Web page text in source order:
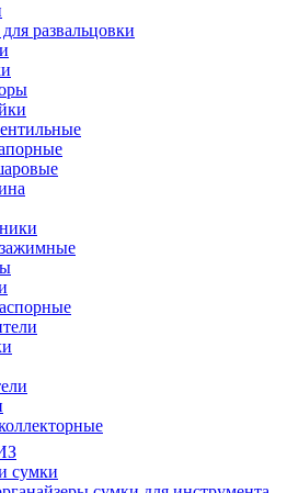
развальцовки
сумки